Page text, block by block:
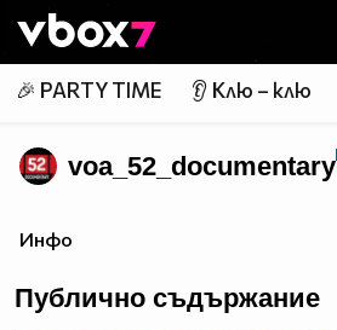
👾
🎉 PARTY TIME 👂 Клю – клю
voa_52_documentary
Инфо
Публично съдържание